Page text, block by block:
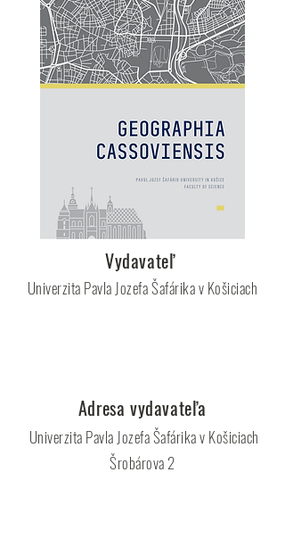
Vydavateľ
Univerzita Pavla Jozefa Šafárika v Košiciach
Adresa vydavateľa
Univerzita Pavla Jozefa Šafárika v Košiciach
Šrobárova 2